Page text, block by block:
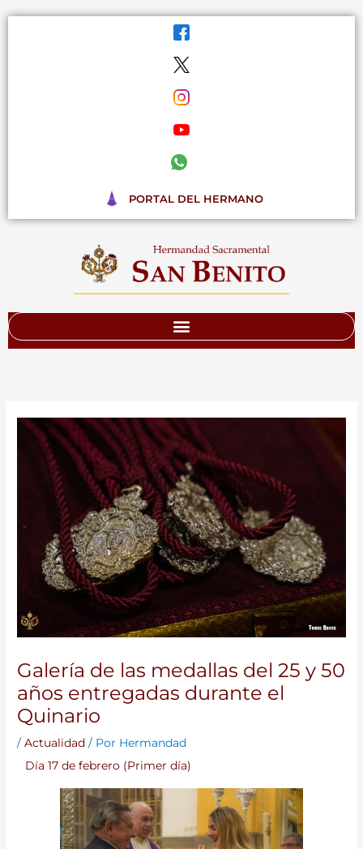
PORTAL DEL HERMANO
Galería de las medallas del 25 y 50
años entregadas durante el
Quinario
/Actualidad / Por Hermandad
Día 17 de febrero (Primer día)